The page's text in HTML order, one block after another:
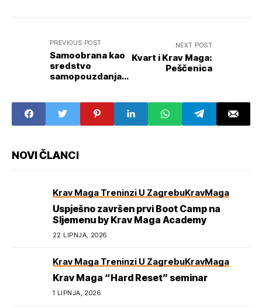
PREVIOUS POST
Samoobrana kao
sredstvo
samopouzdanja:
NEXT POST
Kvart i Krav Maga:
Peščenica
NOVI ČLANCI
Krav Maga Treninzi U ZagrebuKravMaga
Uspješno završen prvi Boot Camp na
Sljemenu by Krav Maga Academy
22 LIPNJA, 2026
Krav Maga Treninzi U ZagrebuKravMaga
Krav Maga “Hard Reset” seminar
1 LIPNJA, 2026